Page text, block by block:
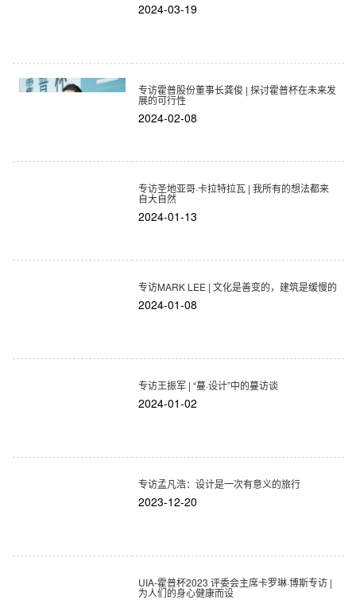
2024-03-19
专访霍普股份董事长龚俊 | 探讨霍普杯在未来发
展的可行性
2024-02-08
专访圣地亚哥·卡拉特拉瓦 | 我所有的想法都来
自大自然
2024-01-13
专访MARK LEE | 文化是善变的，建筑是缓慢的
2024-01-08
专访王振军 | “蔓·设计”中的蔓访谈
2024-01-02
专访孟凡浩：设计是一次有意义的旅行
2023-12-20
UIA-霍普杯2023 评委会主席卡罗琳·博斯专访 |
为人们的身心健康而设